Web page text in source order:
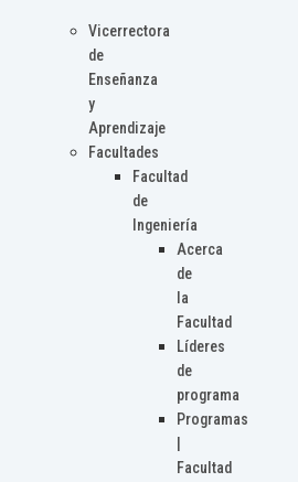
Vicerrectora
de
Enseñanza
y
Aprendizaje
Facultades
Facultad
de
Ingeniería
Acerca
de
la
Facultad
Líderes
de
programa
Programas
Facultad